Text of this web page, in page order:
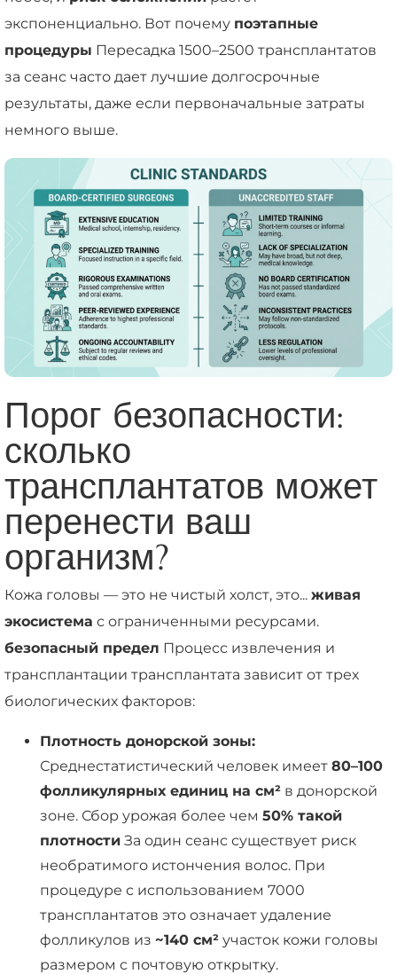
экспоненциально. Вот почему поэтапные
процедуры Пересадка 1500–2500 трансплантатов
за сеанс часто дает лучшие долгосрочные
результаты, даже если первоначальные затраты
немного выше.
Порог безопасности:
сколько
трансплантатов может
перенести ваш
организм?
Кожа головы — это не чистый холст, это... живая
экосистема с ограниченными ресурсами.
безопасный предел Процесс извлечения и
трансплантации трансплантата зависит от трех
биологических факторов:
Плотность донорской зоны:
Среднестатистический человек имеет 80–100
фолликулярных единиц на см² в донорской
зоне. Сбор урожая более чем 50% такой
плотности За один сеанс существует риск
необратимого истончения волос. При
процедуре с использованием 7000
трансплантатов это означает удаление
фолликулов из ~140 см² участок кожи головы
размером с почтовую открытку.